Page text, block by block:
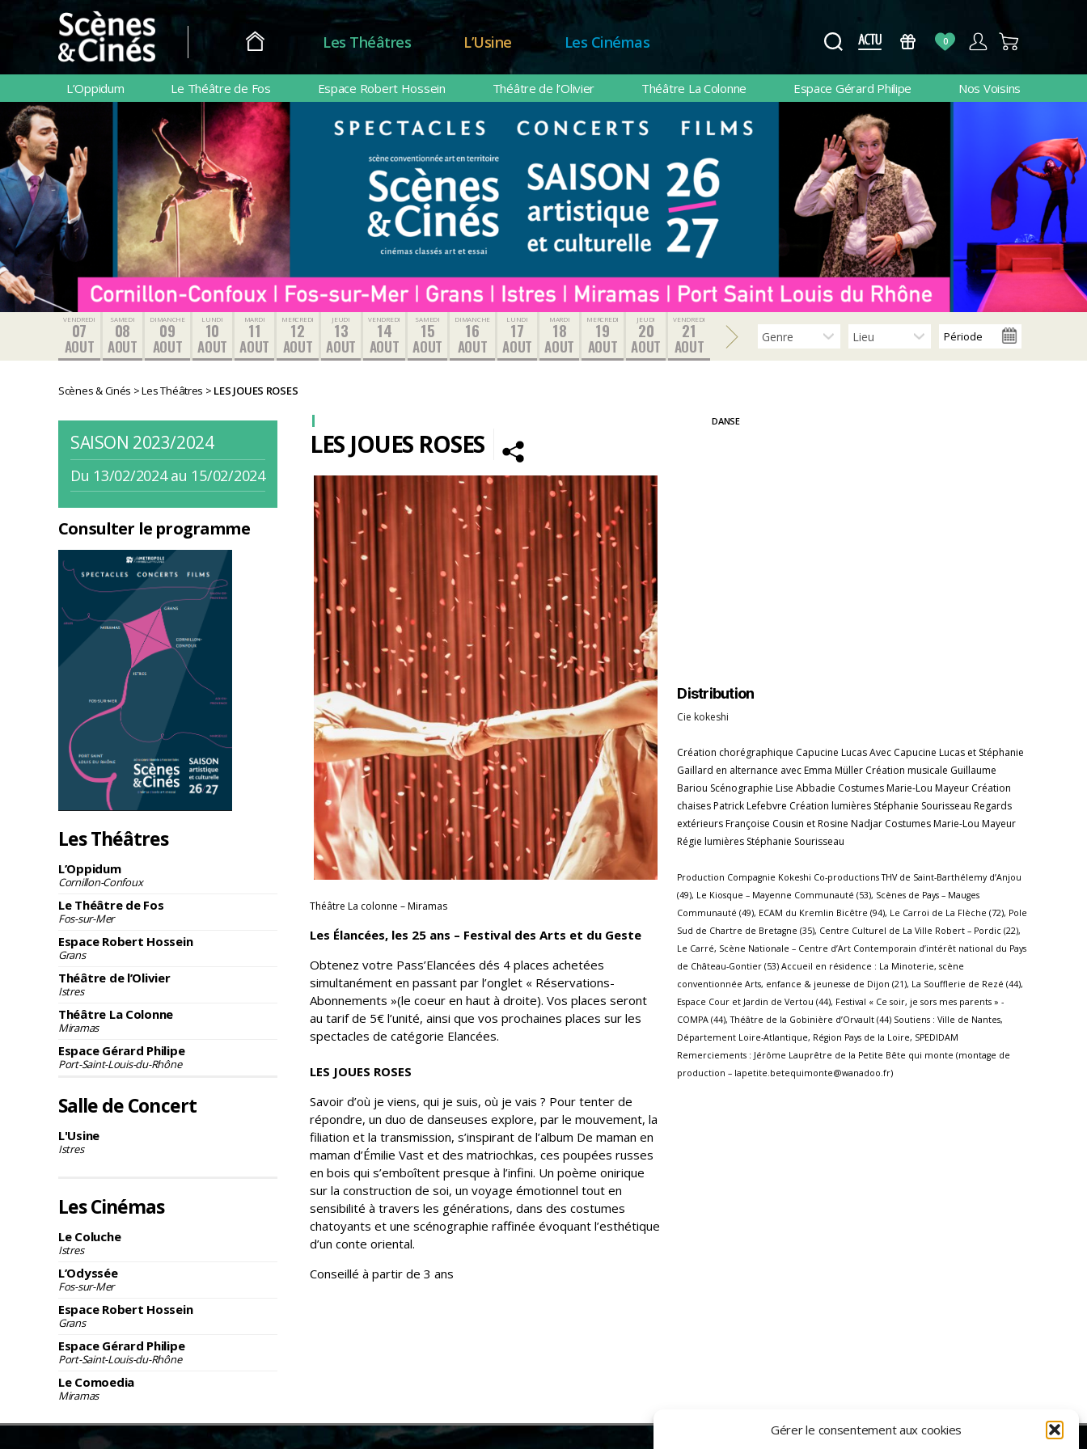
Gérer le consentement aux cookies
Scènes
&
Cinés
Les Théâtres L’Usine Les Cinémas 0
L’Oppidum Le Théâtre de Fos Espace Robert Hossein Théâtre de l’Olivier Théâtre La Colonne Espace Gérard Philipe Nos Voisins
VENDREDI
07
AOUT
SAMEDI
08
AOUT
DIMANCHE
09
AOUT
LUNDI
10
AOUT
MARDI
11
AOUT
MERCREDI
12
AOUT
JEUDI
13
AOUT
VENDREDI
14
AOUT
SAMEDI
15
AOUT
DIMANCHE
16
AOUT
LUNDI
17
AOUT
MARDI
18
AOUT
MERCREDI
19
AOUT
JEUDI
20
AOUT
VENDREDI
21
AOUT
Scènes & Cinés >Les Théâtres > LES JOUES ROSES
SAISON 2023/2024
Du 13/02/2024 au 15/02/2024
Consulter le programme
Les Théâtres
L’Oppidum
Cornillon-Confoux
Le Théâtre de Fos
Fos-sur-Mer
Espace Robert Hossein
Grans
Théâtre de l’Olivier
Istres
Théâtre La Colonne
Miramas
Espace Gérard Philipe
Port-Saint-Louis-du-Rhône
Salle de Concert
L'Usine
Istres
Les Cinémas
Le Coluche
Istres
L’Odyssée
Fos-sur-Mer
Espace Robert Hossein
Grans
Espace Gérard Philipe
Port-Saint-Louis-du-Rhône
Le Comoedia
Miramas
LES JOUES ROSES
DANSE
Théâtre La colonne – Miramas
Les Élancées, les 25 ans – Festival des Arts et du Geste
Obtenez votre Pass’Elancées dés 4 places achetées
simultanément en passant par l’onglet « Réservations-
Abonnements »(le coeur en haut à droite). Vos places seront
au tarif de 5€ l’unité, ainsi que vos prochaines places sur les
spectacles de catégorie Elancées.
LES JOUES ROSES
Savoir d’où je viens, qui je suis, où je vais ? Pour tenter de
répondre, un duo de danseuses explore, par le mouvement, la
filiation et la transmission, s’inspirant de l’album De maman en
maman d’Émilie Vast et des matriochkas, ces poupées russes
en bois qui s’emboîtent presque à l’infini. Un poème onirique
sur la construction de soi, un voyage émotionnel tout en
sensibilité à travers les générations, dans des costumes
chatoyants et une scéno­graphie raffinée évoquant l’esthétique
d’un conte oriental.
Conseillé à partir de 3 ans
Distribution
Cie kokeshi
Création chorégraphique Capucine Lucas Avec Capucine Lucas et Stéphanie
Gaillard en alternance avec Emma Müller Création musicale Guillaume
Bariou Scénographie Lise Abbadie Costumes Marie-Lou Mayeur Création
chaises Patrick Lefebvre Création lumières Stéphanie Sourisseau Regards
extérieurs Françoise Cousin et Rosine Nadjar Costumes Marie-Lou Mayeur
Régie lumières Stéphanie Sourisseau
Production Compagnie Kokeshi Co-productions THV de Saint-Barthélemy d’Anjou
(49), Le Kiosque – Mayenne Communauté (53), Scènes de Pays – Mauges
Communauté (49), ECAM du Kremlin Bicêtre (94), Le Carroi de La Flèche (72), Pole
Sud de Chartre de Bretagne (35), Centre Culturel de La Ville Robert – Pordic (22),
Le Carré, Scène Nationale – Centre d’Art Contemporain d’intérêt national du Pays
de Château-Gontier (53) Accueil en résidence : La Minoterie, scène
conventionnée Arts, enfance & jeunesse de Dijon (21), La Soufflerie de Rezé (44),
Espace Cour et Jardin de Vertou (44), Festival « Ce soir, je sors mes parents » -
COMPA (44), Théâtre de la Gobinière d’Orvault (44) Soutiens : Ville de Nantes,
Département Loire-Atlantique, Région Pays de la Loire, SPEDIDAM
Remerciements : Jérôme Lauprêtre de la Petite Bête qui monte (montage de
production – lapetite.betequimonte@wanadoo.fr)